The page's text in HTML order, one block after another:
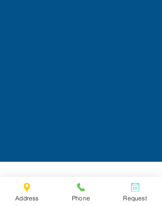
Address Phone Request